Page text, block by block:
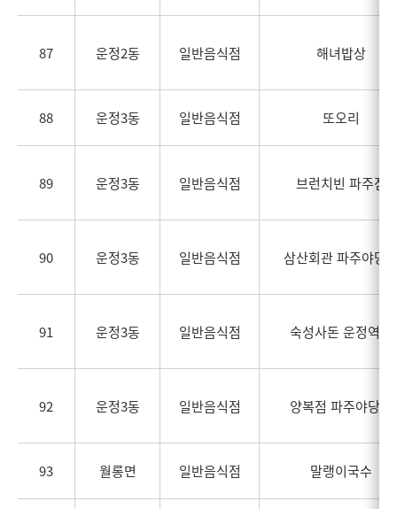
87 운정2동 일반음식점 해녀밥상
88 운정3동 일반음식점 또오리
89 운정3동 일반음식점 브런치빈 파주점
90 운정3동 일반음식점 삼산회관 파주야당
91 운정3동 일반음식점 숙성사돈 운정역점
92 운정3동 일반음식점 양복점 파주야당점
93 월롱면 일반음식점 말랭이국수